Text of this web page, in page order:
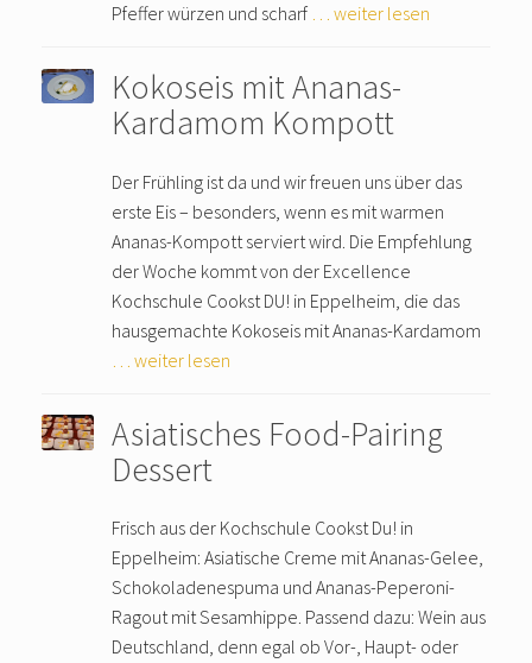
Pfeffer würzen und scharf … weiter lesen
Kokoseis mit Ananas-
Kardamom Kompott
Der Frühling ist da und wir freuen uns über das
erste Eis – besonders, wenn es mit warmen
Ananas-Kompott serviert wird. Die Empfehlung
der Woche kommt von der Excellence
Kochschule Cookst DU! in Eppelheim, die das
hausgemachte Kokoseis mit Ananas-Kardamom
… weiter lesen
Asiatisches Food-Pairing
Dessert
Frisch aus der Kochschule Cookst Du! in
Eppelheim: Asiatische Creme mit Ananas-Gelee,
Schokoladenespuma und Ananas-Peperoni-
Ragout mit Sesamhippe. Passend dazu: Wein aus
Deutschland, denn egal ob Vor-, Haupt- oder